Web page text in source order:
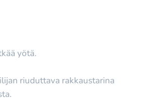
yötä.
riuduttava rakkaustarina